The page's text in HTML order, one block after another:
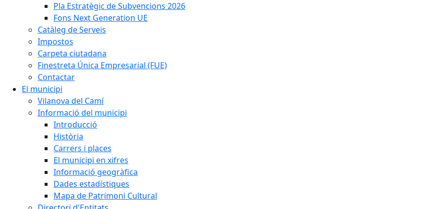
Pla Estratègic de Subvencions 2026
Fons Next Generation UE
Catàleg de Serveis
Impostos
Carpeta ciutadana
Finestreta Única Empresarial (FUE)
Contactar
El municipi
Vilanova del Camí
Informació del municipi
Introducció
Història
Carrers i places
El municipi en xifres
Informació geogràfica
Dades estadístiques
Mapa de Patrimoni Cultural